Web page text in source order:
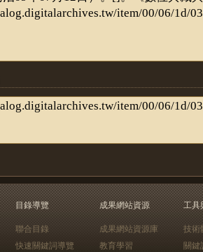
目錄導覽
聯合目錄
快速關鍵詞導覽
成果網站資源
成果網站資源庫
教育學習
工具
技術
關鍵